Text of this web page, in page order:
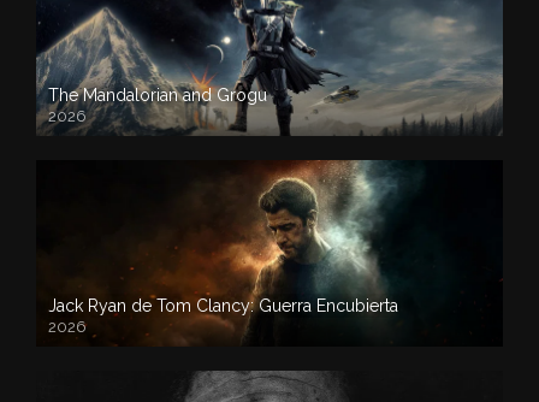
The Mandalorian and Grogu
2026
Jack Ryan de Tom Clancy: Guerra Encubierta
2026